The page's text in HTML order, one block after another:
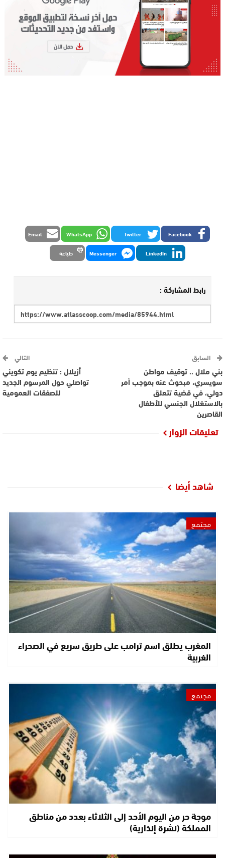
Facebook
Twitter
WhatsApp
Email
LinkedIn
Messenger طباعة
رابط المشاركة :
السابق
بني ملال .. توقيف مواطن
سويسري، مبحوث عنه بموجب أمر
دولي، في قضية تتعلق
بالاستغلال الجنسي للأطفال
القاصرين
التالي
أزيلال : تنظيم يوم تكويني
تواصلي حول المرسوم الجديد
للصفقات العمومية
تعليقات الزوار
شاهد أيضا
مجتمع
المغرب يطلق اسم ترامب على طريق سريع في الصحراء
الغربية
مجتمع
موجة حر من اليوم الأحد إلى الثلاثاء بعدد من مناطق
المملكة (نشرة إنذارية)